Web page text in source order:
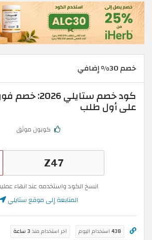
خصم 30% إضافي
على أول طلب
كوبون موثق
انسخ الكود واستخدمه عند انهاء
المتابعة إلى موقع ستايلي
438 استخدام اليوم اخر استخدام منذ 3 ساعة